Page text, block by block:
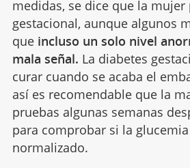
medidas, se dice que la mujer
gestacional, aunque algunos
queincluso un solo nivel
mala señal. La diabetes
curar cuando se acaba el
así es recomendable que la
pruebas algunas semanas
para comprobar si la
normalizado.